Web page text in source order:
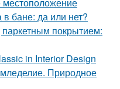
бане: да или нет?
паркетным покрытием:
in Interior Design
Природное